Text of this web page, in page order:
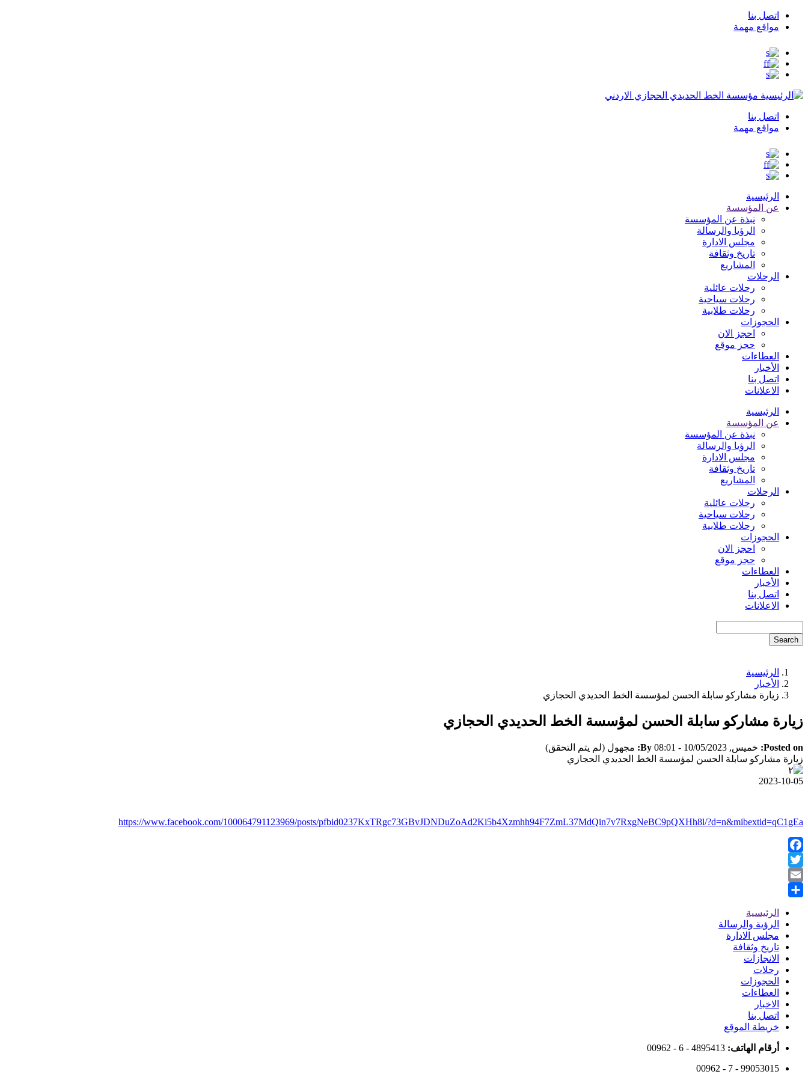
Top
Menu
اتصل بنا
مواقع مهمة
مؤسسة الخط الحديدي الحجازي الاردني
Top
Menu
اتصل بنا
مواقع مهمة
الرئيسية
عن المؤسسة
نبذة عن المؤسسة
الرؤيا والرسالة
مجلس الادارة
تاريخ وثقافة
المشاريع
الرحلات
رحلات عائلية
رحلات سياحية
رحلات طلابية
الحجوزات
احجز الان
حجز موقع
العطاءات
الأخبار
اتصل بنا
الاعلانات
الرئيسية
عن المؤسسة
نبذة عن المؤسسة
الرؤيا والرسالة
مجلس الادارة
تاريخ وثقافة
المشاريع
الرحلات
رحلات عائلية
رحلات سياحية
رحلات طلابية
الحجوزات
احجز الان
حجز موقع
العطاءات
الأخبار
اتصل بنا
الاعلانات
Breadcrumb
الرئيسية
الأخبار
زيارة مشاركو سابلة الحسن لمؤسسة الخط الحديدي الحجازي
زيارة مشاركو سابلة الحسن لمؤسسة الخط الحديدي الحجازي
Posted on: خميس, 10/05/2023 - 08:01 By: مجهول (لم يتم التحقق)
زيارة مشاركو سابلة الحسن لمؤسسة الخط الحديدي الحجازي
2023-10-05
https://www.facebook.com/100064791123969/posts/pfbid0237KxTRgc73GBvJDNDuZoAd2Ki5b4Xzmhh94F7ZmL37MdQin7v7RxgNeBC9pQXHh8l/?d=n&mibextid=qC1gEa
Facebook
Twitter
Email
Footer
Menu
الرئيسية
الرؤية والرسالة
مجلس الادارة
تاريخ وثقافة
الانجازات
رحلات
الحجوزات
العطاءات
الاخبار
اتصل بنا
خريطة الموقع
أرقام الهاتف: 00962 - 6 - 4895413
00962 - 7 - 99053015